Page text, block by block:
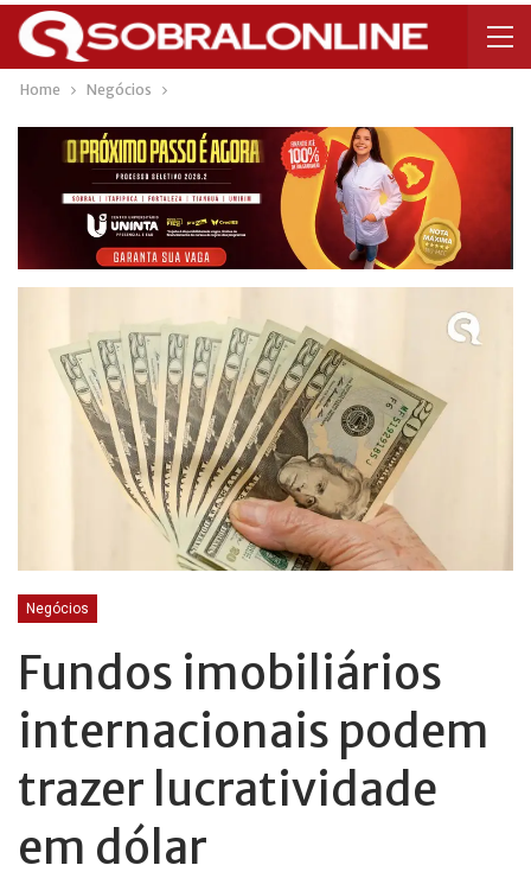
Home Negócios
Negócios
Fundos imobiliários
internacionais podem
trazer lucratividade
em dólar